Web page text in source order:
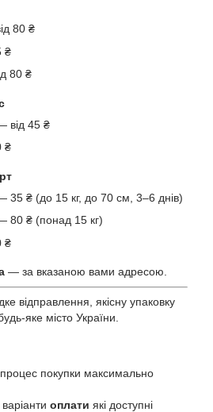
80 ₴
₴
80 ₴
від 45 ₴
₴
35 ₴ (до 15 кг, до 70 см, 3–6 днів)
80 ₴ (понад 15 кг)
₴
— за вказаною вами адресою.
відправлення, якісну упаковку
яке місто України.
покупки максимально
оплати які доступні